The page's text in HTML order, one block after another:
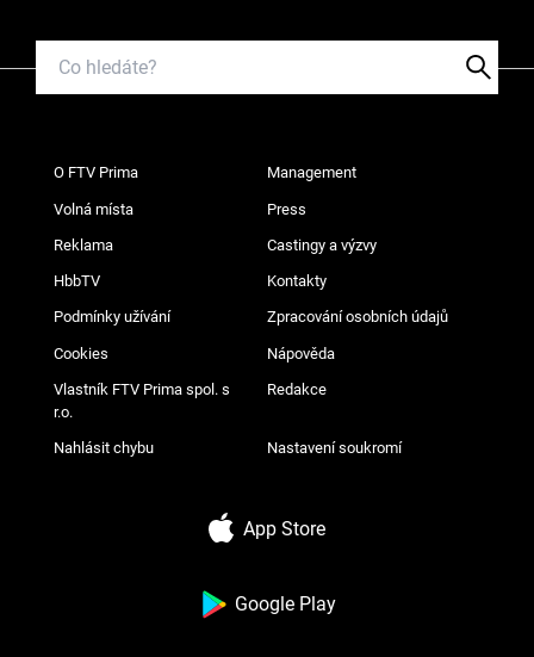
O FTV Prima Management
Volná místa Press
Reklama Castingy a výzvy
HbbTV Kontakty
Podmínky užívání Zpracování osobních údajů
Cookies Nápověda
Vlastník FTV Prima spol. s
r.o.
Redakce
Nahlásit chybu Nastavení soukromí
App Store
Google Play